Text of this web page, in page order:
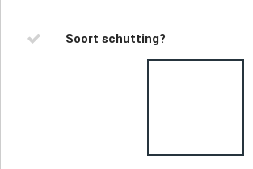
Soort schutting?